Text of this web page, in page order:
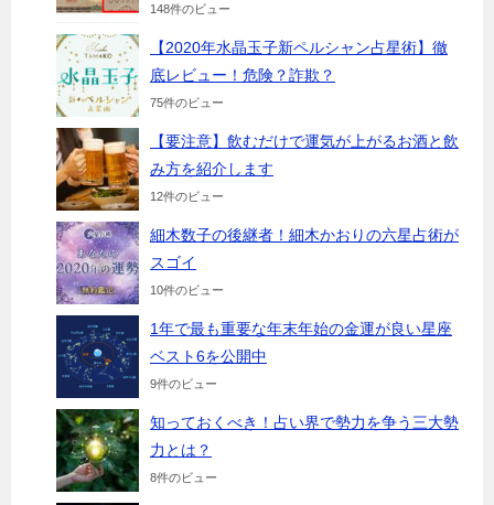
148件のビュー
【2020年水晶玉子新ペルシャン占星術】徹
底レビュー！危険？詐欺？
75件のビュー
【要注意】飲むだけで運気が上がるお酒と飲
み方を紹介します
12件のビュー
細木数子の後継者！細木かおりの六星占術が
スゴイ
10件のビュー
1年で最も重要な年末年始の金運が良い星座
ベスト6を公開中
9件のビュー
知っておくべき！占い界で勢力を争う三大勢
力とは？
8件のビュー